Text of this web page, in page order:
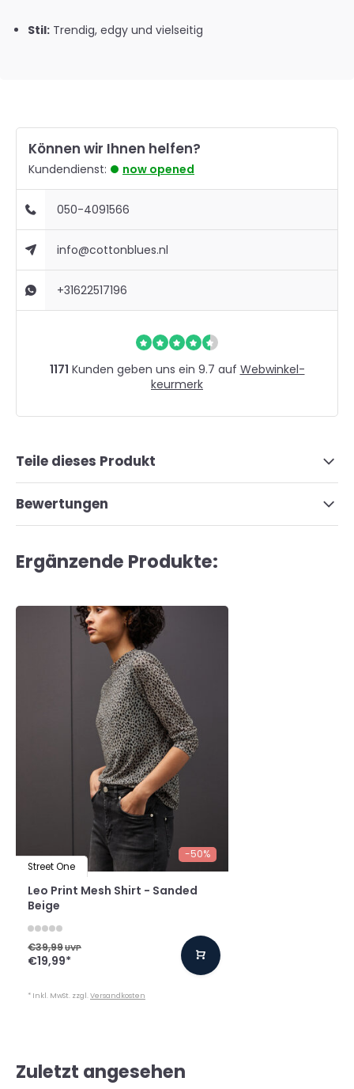
Stil: Trendig, edgy und vielseitig
Können wir Ihnen helfen?
Kundendienst: now opened
050-4091566
info@cottonblues.nl
+31622517196
1171 Kunden geben uns ein 9.7 auf Webwinkel-
keurmerk
Teile dieses Produkt
Bewertungen
Ergänzende Produkte:
-50%
Street One
Leo Print Mesh Shirt - Sanded
Beige
€39,99UVP
€19,99*
* Inkl. MwSt. zzgl.Versandkosten
Zuletzt angesehen